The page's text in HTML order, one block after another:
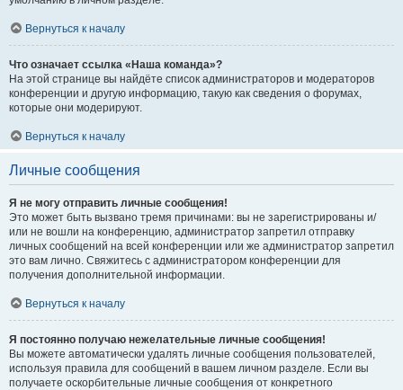
Вернуться к началу
Что означает ссылка «Наша команда»?
На этой странице вы найдёте список администраторов и модераторов
конференции и другую информацию, такую как сведения о форумах,
которые они модерируют.
Вернуться к началу
Личные сообщения
Я не могу отправить личные сообщения!
Это может быть вызвано тремя причинами: вы не зарегистрированы и/
или не вошли на конференцию, администратор запретил отправку
личных сообщений на всей конференции или же администратор запретил
это вам лично. Свяжитесь с администратором конференции для
получения дополнительной информации.
Вернуться к началу
Я постоянно получаю нежелательные личные сообщения!
Вы можете автоматически удалять личные сообщения пользователей,
используя правила для сообщений в вашем личном разделе. Если вы
получаете оскорбительные личные сообщения от конкретного